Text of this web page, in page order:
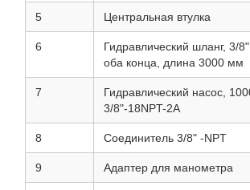
5 Центральная втулка
6
Гидравлический шланг, 3/8"
оба конца, длина 3000 мм
7
Гидравлический насос,
3/8"-18NPT-2A
8 Соединитель 3/8" -NPT
9 Адаптер для манометра